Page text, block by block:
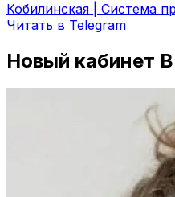
Кобилинская | Система
Читать в Telegram
Новый кабинет